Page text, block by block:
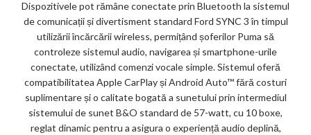
Dispozitivele pot rămâne conectate prin Bluetooth la sistemul
de comunicații și divertisment standard Ford SYNC 3 în timpul
utilizării încărcării wireless, permițând șoferilor Puma să
controleze sistemul audio, navigarea și smartphone-urile
conectate, utilizând comenzi vocale simple. Sistemul oferă
compatibilitatea Apple CarPlay și Android Auto™ fără costuri
suplimentare și o calitate bogată a sunetului prin intermediul
sistemului de sunet B&O standard de 57-watt, cu 10 boxe,
reglat dinamic pentru a asigura o experiență audio deplină,